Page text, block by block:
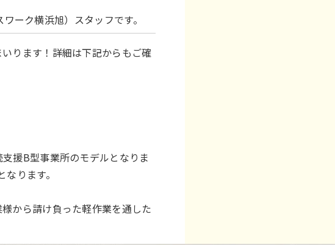
ーク横浜旭）スタッフです。
ります！詳細は下記からもご確
援B型事業所のモデルとなりま
ります。
から請け負った軽作業を通した